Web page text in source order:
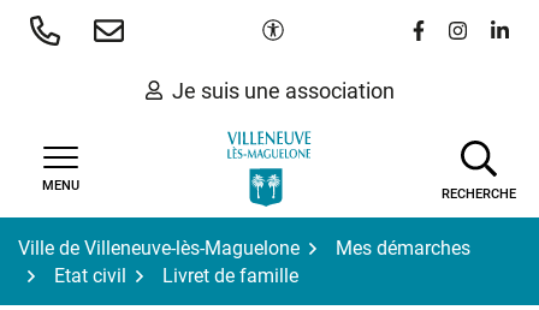
Aller
Paramètres d'accessibilité
Lien vers le
Lien vers
Lien
Je suis une association
MENU
RECHERCHE
Ville de Villeneuve-lès-Maguelone
Mes démarches
Etat civil
Livret de famille